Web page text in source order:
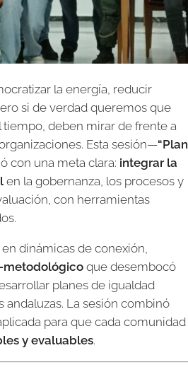
la energía, reducir
si de verdad queremos que
tiempo, deben mirar de frente a
Esta sesión—“Plan
con una meta clara: integrar la
en la gobernanza, los procesos y
con herramientas
dinámicas de conexión,
metodológico que desembocó
planes de igualdad
andaluzas. La sesión combinó
para que cada comunidad
y evaluables.